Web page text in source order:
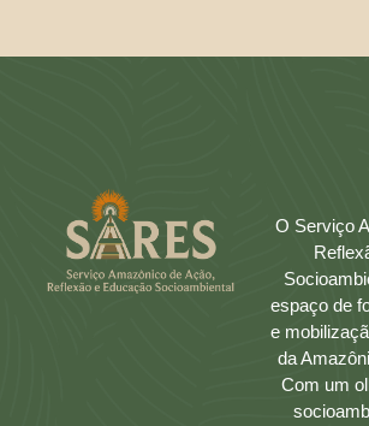
O Serviço
espaço de
e
da
Com um